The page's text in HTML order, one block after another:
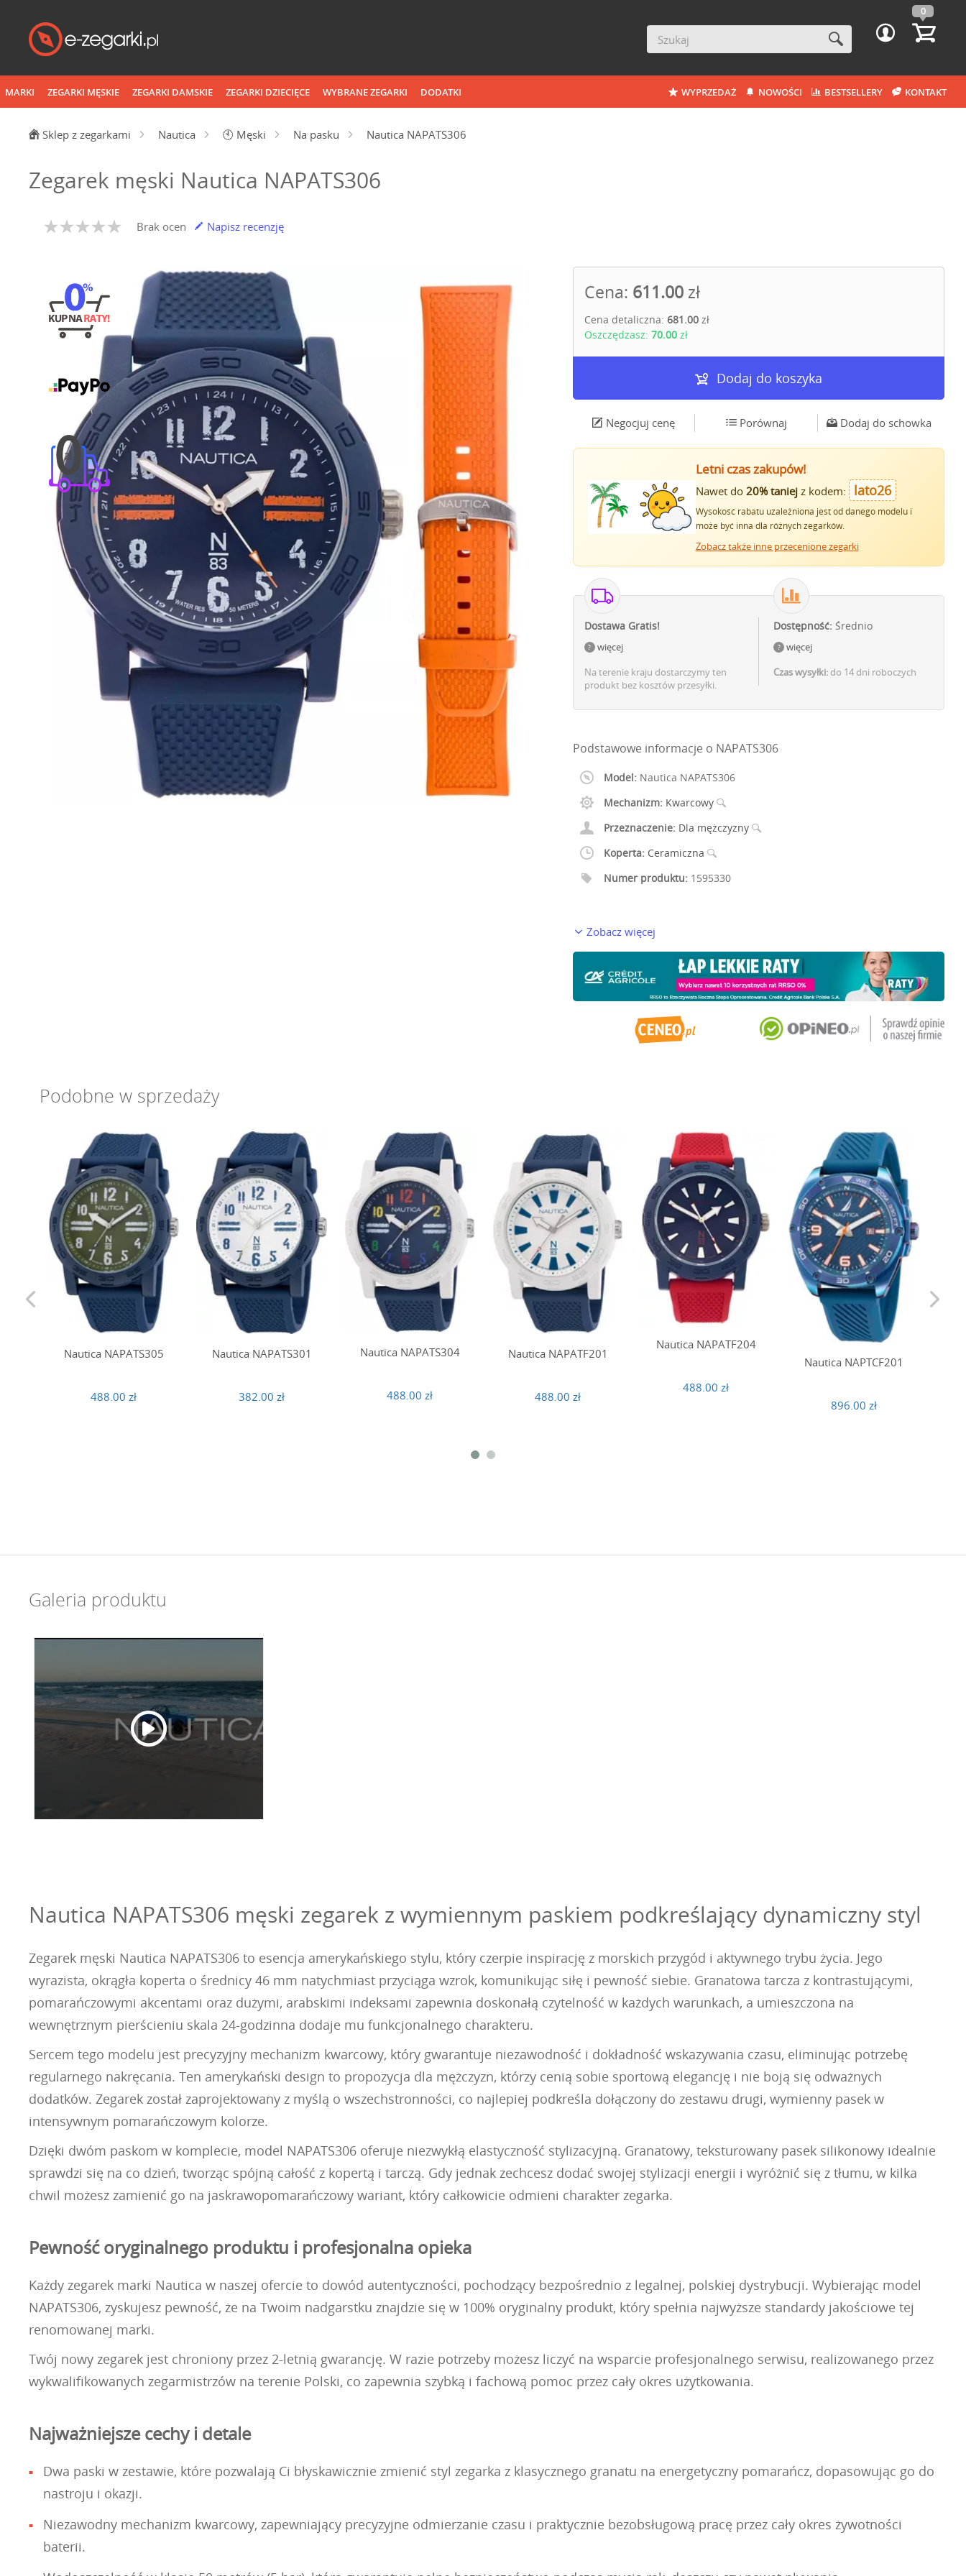
0
MARKI ZEGARKI MĘSKIE ZEGARKI DAMSKIE ZEGARKI DZIECIĘCE WYBRANE ZEGARKI DODATKI WYPRZEDAŻ NOWOŚCI BESTSELLERY KONTAKT
Sklep z zegarkami Nautica 🕙 Męski Na pasku Nautica NAPATS306
Zegarek męski Nautica NAPATS306
Brak ocen Napisz recenzję
Cena: 611.00 zł
Cena detaliczna: 681.00zł
Oszczędzasz: 70.00zł
Dodaj do koszyka
Negocjuj cenę Porównaj Dodaj do schowka
Letni czas zakupów!
Nawet do 20% taniejz kodem: lato26
Wysokość rabatu uzależniona jest od danego modelu i
może być inna dla różnych zegarków.
Zobacz także inne przecenione zegarki
Dostawa Gratis!
więcej
Na terenie kraju dostarczymy ten
produkt bez kosztów przesyłki.
Dostępność:Średnio
więcej
Czas wysyłki: do 14 dni roboczych
Podstawowe informacje o NAPATS306
Model: Nautica NAPATS306
Mechanizm: Kwarcowy
Przeznaczenie: Dla mężczyzny
Koperta: Ceramiczna
Numer produktu: 1595330
Zobacz więcej
Podobne w sprzedaży
Nautica NAPATS305
488.00 zł
Nautica NAPATS301
382.00 zł
Nautica NAPATS304
488.00 zł
Nautica NAPATF201
488.00 zł
Nautica NAPATF204
488.00 zł
Nautica NAPTCF201
896.00 zł
Galeria produktu
Nautica NAPATS306 męski zegarek z wymiennym paskiem podkreślający dynamiczny styl
Zegarek męski Nautica NAPATS306 to esencja amerykańskiego stylu, który czerpie inspirację z morskich przygód i aktywnego trybu życia. Jego
wyrazista, okrągła koperta o średnicy 46 mm natychmiast przyciąga wzrok, komunikując siłę i pewność siebie. Granatowa tarcza z kontrastującymi,
pomarańczowymi akcentami oraz dużymi, arabskimi indeksami zapewnia doskonałą czytelność w każdych warunkach, a umieszczona na
wewnętrznym pierścieniu skala 24-godzinna dodaje mu funkcjonalnego charakteru.
Sercem tego modelu jest precyzyjny mechanizm kwarcowy, który gwarantuje niezawodność i dokładność wskazywania czasu, eliminując potrzebę
regularnego nakręcania. Ten amerykański design to propozycja dla mężczyzn, którzy cenią sobie sportową elegancję i nie boją się odważnych
dodatków. Zegarek został zaprojektowany z myślą o wszechstronności, co najlepiej podkreśla dołączony do zestawu drugi, wymienny pasek w
intensywnym pomarańczowym kolorze.
Dzięki dwóm paskom w komplecie, model NAPATS306 oferuje niezwykłą elastyczność stylizacyjną. Granatowy, teksturowany pasek silikonowy idealnie
sprawdzi się na co dzień, tworząc spójną całość z kopertą i tarczą. Gdy jednak zechcesz dodać swojej stylizacji energii i wyróżnić się z tłumu, w kilka
chwil możesz zamienić go na jaskrawopomarańczowy wariant, który całkowicie odmieni charakter zegarka.
Pewność oryginalnego produktu i profesjonalna opieka
Każdy zegarek marki Nautica w naszej ofercie to dowód autentyczności, pochodzący bezpośrednio z legalnej, polskiej dystrybucji. Wybierając model
NAPATS306, zyskujesz pewność, że na Twoim nadgarstku znajdzie się w 100% oryginalny produkt, który spełnia najwyższe standardy jakościowe tej
renomowanej marki.
Twój nowy zegarek jest chroniony przez 2-letnią gwarancję. W razie potrzeby możesz liczyć na wsparcie profesjonalnego serwisu, realizowanego przez
wykwalifikowanych zegarmistrzów na terenie Polski, co zapewnia szybką i fachową pomoc przez cały okres użytkowania.
Najważniejsze cechy i detale
Dwa paski w zestawie, które pozwalają Ci błyskawicznie zmienić styl zegarka z klasycznego granatu na energetyczny pomarańcz, dopasowując go do
nastroju i okazji.
Niezawodny mechanizm kwarcowy, zapewniający precyzyjne odmierzanie czasu i praktycznie bezobsługową pracę przez cały okres żywotności
baterii.